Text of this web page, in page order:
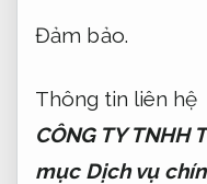
Đảm bảo.
Thông tin liên hệ
CÔNG TY TNHH
mục Dịch vụ